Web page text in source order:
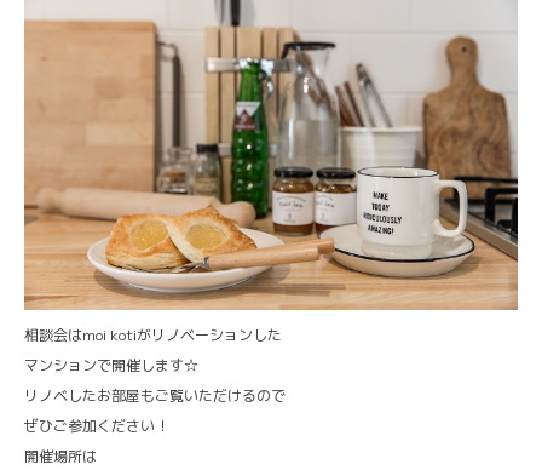
相談会はmoi kotiがリノベーションした
マンションで開催します☆
リノベしたお部屋もご覧いただけるので
ぜひご参加ください！
開催場所は